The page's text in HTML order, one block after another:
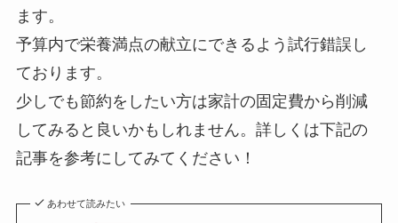
ます。
予算内で栄養満点の献立にできるよう試行錯誤し
ております。
少しでも節約をしたい方は家計の固定費から削減
してみると良いかもしれません。詳しくは下記の
記事を参考にしてみてください！
あわせて読みたい